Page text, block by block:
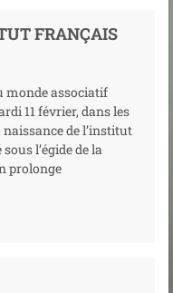
FRANÇAIS
monde associatif
11 février, dans les
naissance de l’institut
l’égide de la
prolonge